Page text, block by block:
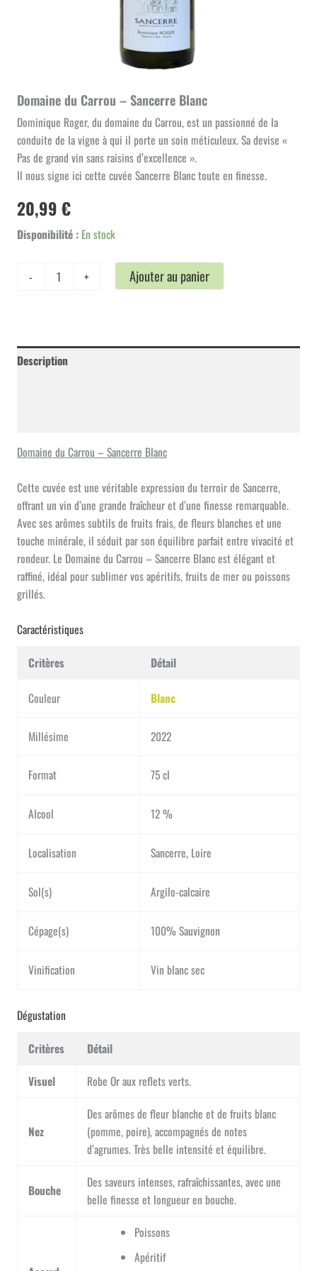
Domaine du Carrou – Sancerre Blanc
Dominique Roger, du domaine du Carrou, est un passionné de la
conduite de la vigne à qui il porte un soin méticuleux. Sa devise «
Pas de grand vin sans raisins d’excellence ».
Il nous signe ici cette cuvée Sancerre Blanc toute en finesse.
20,99 €
Disponibilité : En stock
-
Sancerre
Blanc
+ Ajouter au panier
Description
Domaine du Carrou – Sancerre Blanc
Cette cuvée est une véritable expression du terroir de Sancerre,
offrant un vin d’une grande fraîcheur et d’une finesse remarquable.
Avec ses arômes subtils de fruits frais, de fleurs blanches et une
touche minérale, il séduit par son équilibre parfait entre vivacité et
rondeur. Le Domaine du Carrou – Sancerre Blanc est élégant et
raffiné, idéal pour sublimer vos apéritifs, fruits de mer ou poissons
grillés.
Caractéristiques
Critères Détail
Couleur Blanc
Millésime 2022
Format 75 cl
Alcool 12 %
Localisation Sancerre, Loire
Sol(s) Argilo-calcaire
Cépage(s) 100% Sauvignon
Vinification Vin blanc sec
Dégustation
Critères Détail
Visuel Robe Or aux reflets verts.
Nez
Des arômes de fleur blanche et de fruits blanc
(pomme, poire), accompagnés de notes
d’agrumes. Très belle intensité et équilibre.
Bouche
Des saveurs intenses, rafraîchissantes, avec une
belle finesse et longueur en bouche.
Poissons
Apéritif